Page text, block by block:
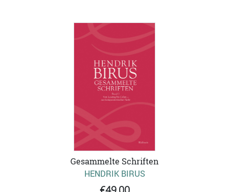
Gesammelte Schriften
HENDRIK BIRUS